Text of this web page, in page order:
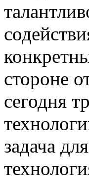
стороне
сегодня
задача